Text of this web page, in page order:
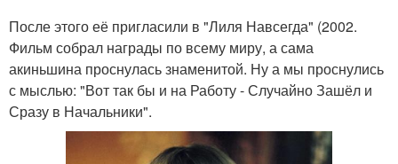
После этого её пригласили в "Лиля Навсегда" (2002.
Фильм собрал награды по всему миру, а сама
акиньшина проснулась знаменитой. Ну а мы проснулись
с мыслью: "Вот так бы и на Работу - Случайно Зашёл и
Сразу в Начальники".